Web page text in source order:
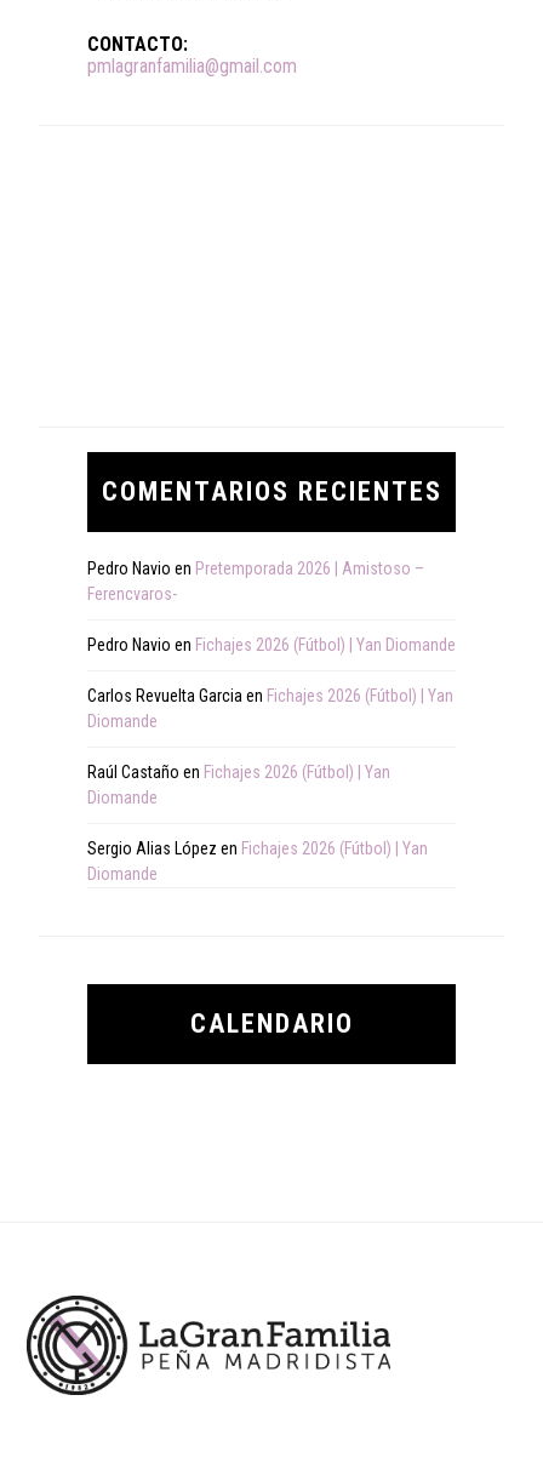
CONTACTO:
pmlagranfamilia@gmail.com
COMENTARIOS RECIENTES
Pedro Navio en Pretemporada 2026 | Amistoso –
Ferencvaros-
Pedro Navio en Fichajes 2026 (Fútbol) | Yan Diomande
Carlos Revuelta Garcia en Fichajes 2026 (Fútbol) | Yan
Diomande
Raúl Castaño en Fichajes 2026 (Fútbol) | Yan
Diomande
Sergio Alias López en Fichajes 2026 (Fútbol) | Yan
Diomande
CALENDARIO